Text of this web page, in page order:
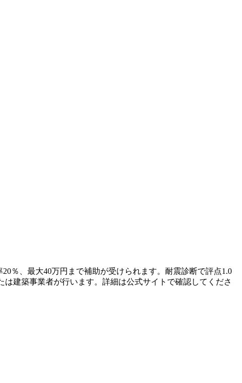
％、最大40万円まで補助が受けられます。耐震診断で評点1.0
建築事業者が行います。詳細は公式サイトで確認してくださ